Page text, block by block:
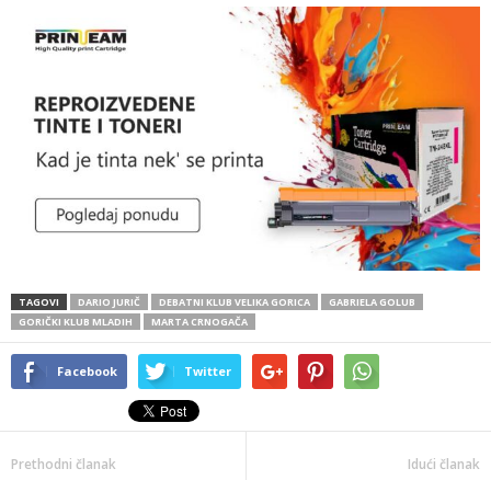
TAGOVI DARIO JURIČ DEBATNI KLUB VELIKA GORICA
GABRIELA GOLUB
GORIČKI KLUB MLADIH
MARTA CRNOGAČA
Facebook Twitter
Prethodni članak Idući članak